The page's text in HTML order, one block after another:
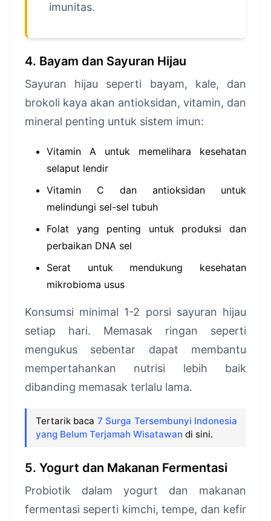
imunitas.
4. Bayam dan Sayuran Hijau
Sayuran hijau seperti bayam, kale, dan
brokoli kaya akan antioksidan, vitamin, dan
mineral penting untuk sistem imun:
Vitamin A untuk memelihara kesehatan
selaput lendir
Vitamin C dan antioksidan untuk
melindungi sel-sel tubuh
Folat yang penting untuk produksi dan
perbaikan DNA sel
Serat untuk mendukung kesehatan
mikrobioma usus
Konsumsi minimal 1-2 porsi sayuran hijau
setiap hari. Memasak ringan seperti
mengukus sebentar dapat membantu
mempertahankan nutrisi lebih baik
dibanding memasak terlalu lama.
Tertarik baca 7 Surga Tersembunyi Indonesia
yang Belum Terjamah Wisatawan di sini.
5. Yogurt dan Makanan Fermentasi
Probiotik dalam yogurt dan makanan
fermentasi seperti kimchi, tempe, dan kefir